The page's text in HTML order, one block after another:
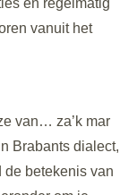
én regelmatig
vanuit het
van… za’k mar
Brabants dialect,
de betekenis van